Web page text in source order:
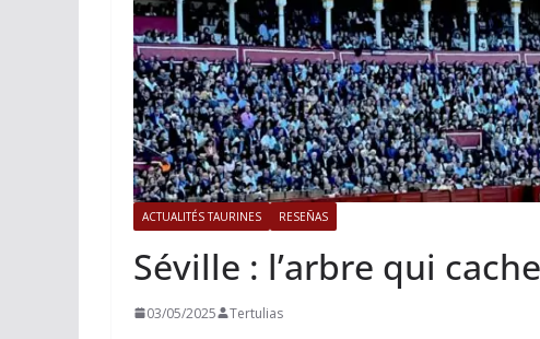
ACTUALITÉS TAURINES RESEÑAS
Séville : l’arbre qui
03/05/2025 Tertulias